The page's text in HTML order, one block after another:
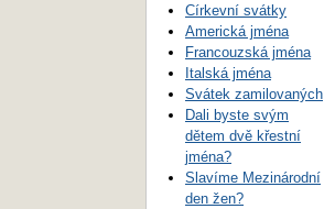
Církevní svátky
Americká jména
Francouzská jména
Italská jména
Svátek zamilovaných
Dali byste svým
dětem dvě křestní
jména?
Slavíme Mezinárodní
den žen?